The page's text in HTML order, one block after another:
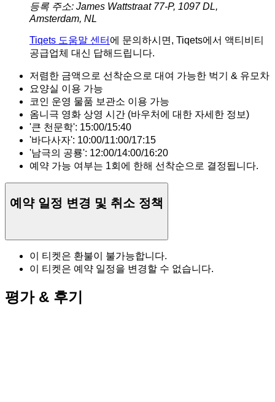
등록 주소: James Wattstraat 77-P, 1097 DL,
Amsterdam, NL
Tiqets 도움말 센터 에 문의하시면, Tiqets에서 액티비티
공급업체 대신 답해드립니다.
저렴한 금액으로 선착순으로 대여 가능한 벅기 & 유모차
요양실 이용 가능
코인 운영 물품 보관소 이용 가능
옴니극 영화 상영 시간 (바우처에 대한 자세한 정보)
'큰 천문학': 15:00/15:40
'바다사자': 10:00/11:00/17:15
'남극의 공룡': 12:00/14:00/16:20
예약 가능 여부는 1회에 한해 선착순으로 결정됩니다.
예약 일정 변경 및 취소 정책
이 티켓은 환불이 불가능합니다.
이 티켓은 예약 일정을 변경할 수 없습니다.
평가 & 후기